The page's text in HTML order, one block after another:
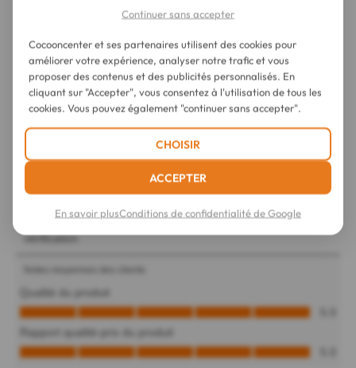
Continuer sans accepter
Cocooncenter et ses partenaires utilisent des cookies pour
améliorer votre expérience, analyser notre trafic et vous
proposer des contenus et des publicités personnalisés. En
cliquant sur "Accepter", vous consentez à l'utilisation de tous les
cookies. Vous pouvez également "continuer sans accepter".
CHOISIR
ACCEPTER
En savoir plusConditions de confidentialité de Google